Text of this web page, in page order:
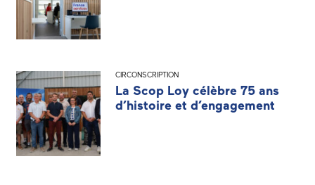
CIRCONSCRIPTION
La Scop Loy célèbre 75 ans
d’histoire et d’engagement